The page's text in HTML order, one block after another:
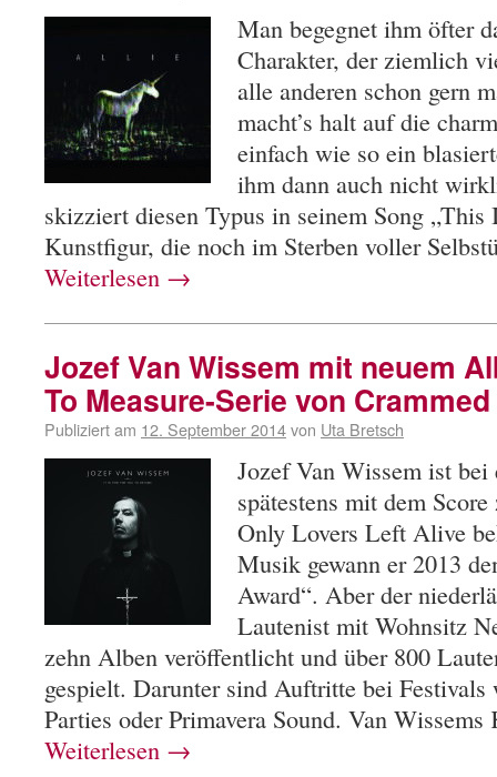
Man begegnet ihm öfter
Charakter, der ziemlich
alle anderen schon gern
macht’s halt auf die
einfach wie so ein
ihm dann auch nicht
skizziert diesen Typus in seinem Song
Kunstfigur, die noch im Sterben voller
Weiterlesen →
Jozef Van Wissem mit neuem
To Measure-Serie von
Publiziert am 12. September 2014von Uta Bretsch
Jozef Van Wissem ist
spätestens mit dem
Only Lovers Left Alive
Musik gewann er 2013
Award“. Aber der
Lautenist mit Wohnsitz
zehn Alben veröffentlicht und über 800
gespielt. Darunter sind Auftritte bei
Parties oder Primavera Sound. Van
Weiterlesen →